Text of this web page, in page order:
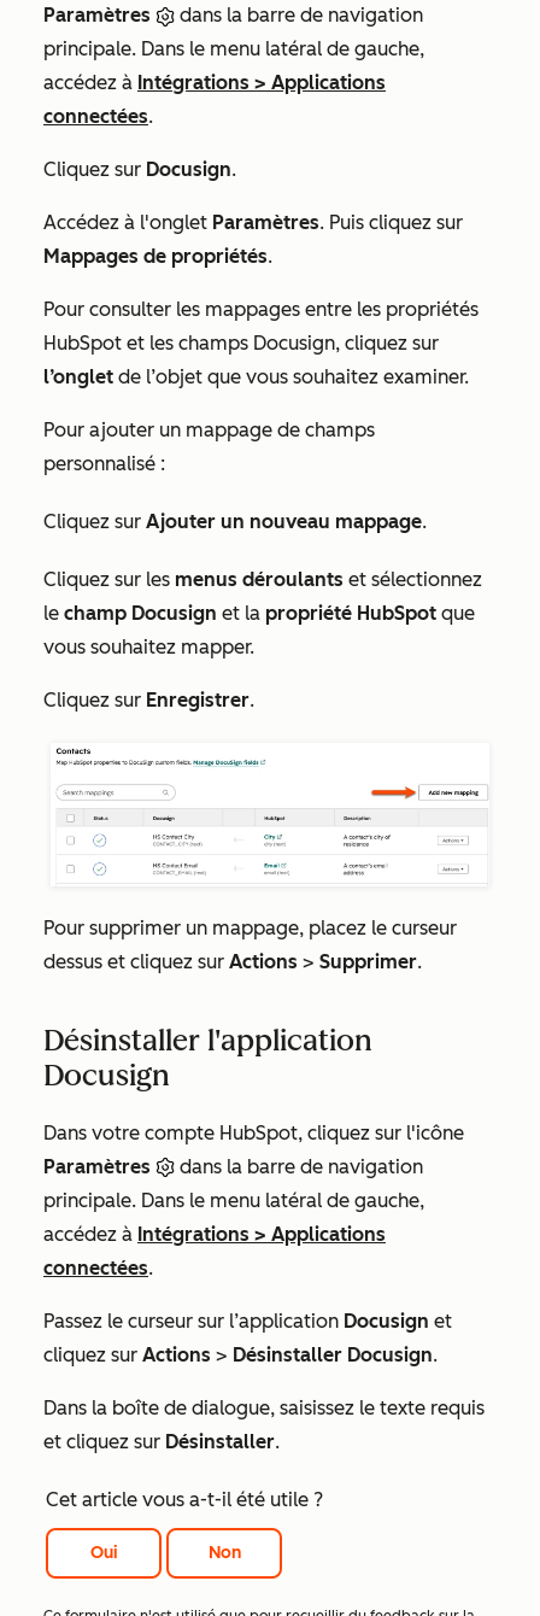
Paramètres
dans la barre de navigation
principale. Dans le menu latéral de gauche,
accédez à Intégrations > Applications
connectées.
Cliquez sur Docusign.
Accédez à l'onglet Paramètres. Puis cliquez sur
Mappages de propriétés.
Pour consulter les mappages entre les propriétés
HubSpot et les champs Docusign, cliquez sur
l’onglet de l’objet que vous souhaitez examiner.
Pour ajouter un mappage de champs
personnalisé :
Cliquez sur Ajouter un nouveau mappage.
Cliquez sur les menus déroulants et sélectionnez
le champ Docusign et la propriété HubSpot que
vous souhaitez mapper.
Cliquez sur Enregistrer.
Pour supprimer un mappage, placez le curseur
dessus et cliquez sur Actions > Supprimer.
Désinstaller l'application
Docusign
Dans votre compte HubSpot, cliquez sur l'icône
Paramètres
dans la barre de navigation
principale. Dans le menu latéral de gauche,
accédez à Intégrations > Applications
connectées.
Passez le curseur sur l’application Docusign et
cliquez sur Actions > Désinstaller Docusign.
Dans la boîte de dialogue, saisissez le texte requis
et cliquez sur Désinstaller.
Cet article vous a-t-il été utile ?
Oui Non